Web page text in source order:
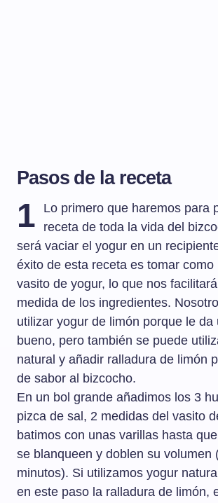
Pasos de la receta
1
Lo primero que haremos para
receta de toda la vida del
será vaciar el yogur en un
éxito de esta receta es tomar como
vasito de yogur, lo que nos
medida de los ingredientes.
utilizar yogur de limón porque le da
bueno, pero también se puede
natural y añadir ralladura de limón
de sabor al bizcocho.
En un bol grande añadimos los 3
pizca de sal, 2 medidas del vasito
batimos con unas varillas hasta
se blanqueen y doblen su volumen
minutos). Si utilizamos yogur
en este paso la ralladura de limón,